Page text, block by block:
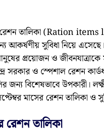
রেশন তালিকা (Ration
সুবিধা নিয়ে এসেছে।
মানুষের প্রয়োজন ও
ও স্পেশাল রেশন
বিশেষভাবে উপকারী।
মাসের রেশন তালিকা ও
তালিকা